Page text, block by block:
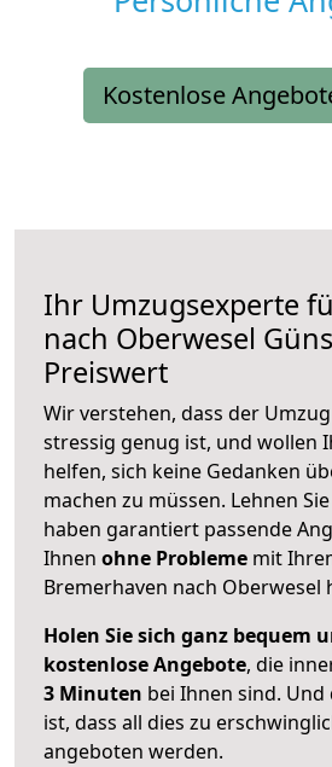
Kostenlose
Ihr Umzugsexperte
nach Oberwesel
Preiswert
Wir verstehen, dass der
stressig genug ist, und wollen
helfen, sich keine Gedanken
machen zu müssen. Lehnen
haben garantiert passende
Ihnen ohne Probleme mit
Bremerhaven nach Oberwesel
Holen Sie sich ganz bequem
kostenlose Angebote, die
3 Minuten bei Ihnen sind. Und
ist, dass all dies zu
angeboten werden.